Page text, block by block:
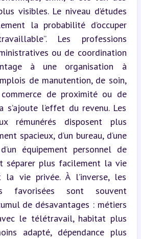
visibles. Le niveau d’études
la probabilité d’occuper
Les professions
ou de coordination
à une organisation à
de manutention, de soin,
de proximité ou de
s’ajoute l’effet du revenu. Les
rémunérés disposent plus
spacieux, d’un bureau, d’une
équipement personnel de
séparer plus facilement la vie
la vie privée. À l’inverse, les
favorisées sont souvent
de désavantages : métiers
le télétravail, habitat plus
adapté, dépendance plus